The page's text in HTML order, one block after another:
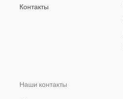
Контакты
Наши контакты